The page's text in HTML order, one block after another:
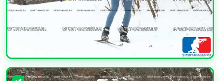
УВЕЛИЧИТЬ